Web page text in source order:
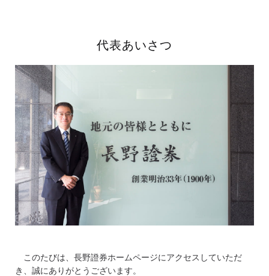
代表あいさつ
このたびは、長野證券ホームページにアクセスしていただ
き、誠にありがとうございます。